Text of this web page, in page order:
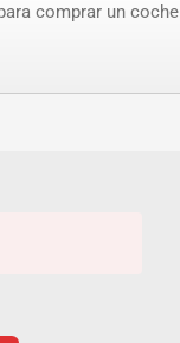
comprar un coche